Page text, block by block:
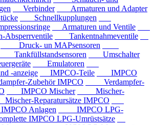
Verbinder
Armaturen und Adapter
Schnellkupplungen
Armaturen und Ventile
Tankentnahmeventile
Druck- un MAPsensoren
Tankfüllstandsensoren
Umschalter
Emulatoren
-anzeige
IMPCO-Teile
IMPCO
Zubehör IMPCO
Verdampfer-
IMPCO Mischer
Mischer-
Reparatursätze IMPCO
Anlagen
IMPCO LPG-
IMPCO LPG-Umrüstsätze